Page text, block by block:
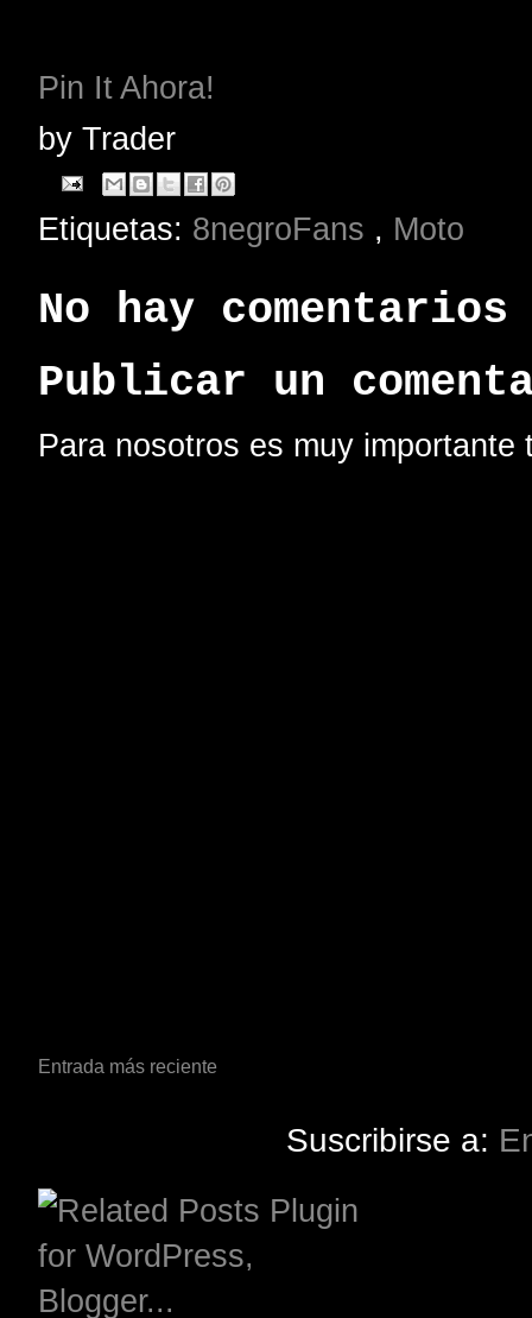
Pin It Ahora!
by Trader
Etiquetas: 8negroFans , Moto
No hay
Publicar un
Para nosotros es muy
Entrada más reciente
Suscribirse a: